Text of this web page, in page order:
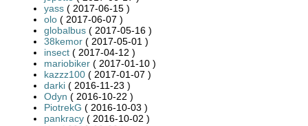
yass ( 2017-06-15 )
olo ( 2017-06-07 )
globalbus ( 2017-05-16 )
38kemor ( 2017-05-01 )
insect ( 2017-04-12 )
mariobiker ( 2017-01-10 )
kazzz100 ( 2017-01-07 )
darki ( 2016-11-23 )
Odyn ( 2016-10-22 )
PiotrekG ( 2016-10-03 )
pankracy ( 2016-10-02 )